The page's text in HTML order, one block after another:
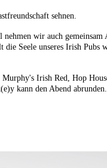
sehnen.
wir auch gemeinsam
Seele unseres Irish Pubs
Irish Red, Hop
kann den Abend abrunden.